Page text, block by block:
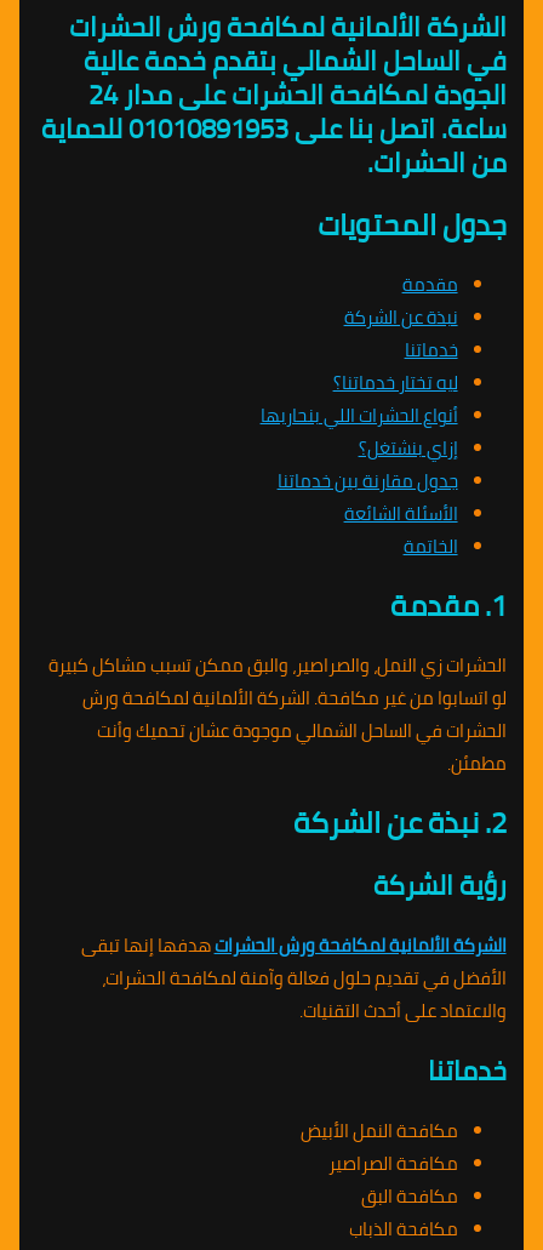
الشركة الألمانية لمكافحة ورش الحشرات
في الساحل الشمالي بتقدم خدمة عالية
الجودة لمكافحة الحشرات على مدار 24
ساعة. اتصل بنا على 01010891953 للحماية
من الحشرات.
جدول المحتويات
مقدمة
نبذة عن الشركة
خدماتنا
ليه تختار خدماتنا؟
أنواع الحشرات اللي بنحاربها
إزاي بنشتغل؟
جدول مقارنة بين خدماتنا
الأسئلة الشائعة
الخاتمة
1. مقدمة
الحشرات زي النمل، والصراصير، والبق ممكن تسبب مشاكل كبيرة
لو اتسابوا من غير مكافحة. الشركة الألمانية لمكافحة ورش
الحشرات في الساحل الشمالي موجودة عشان تحميك وأنت
مطمئن.
2. نبذة عن الشركة
رؤية الشركة
الشركة الألمانية لمكافحة ورش الحشراتهدفها إنها تبقى
الأفضل في تقديم حلول فعالة وآمنة لمكافحة الحشرات،
والاعتماد على أحدث التقنيات.
خدماتنا
مكافحة النمل الأبيض
مكافحة الصراصير
مكافحة البق
مكافحة الذباب